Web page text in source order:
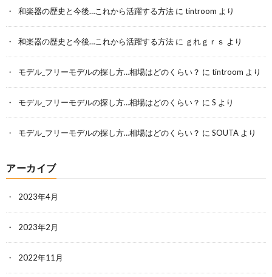
和楽器の歴史と今後…これから活躍する方法 に tintroom より
和楽器の歴史と今後…これから活躍する方法 に ｇれｇｒｓ より
モデル_フリーモデルの探し方…相場はどのくらい？ に tintroom より
モデル_フリーモデルの探し方…相場はどのくらい？ に S より
モデル_フリーモデルの探し方…相場はどのくらい？ に SOUTA より
アーカイブ
2023年4月
2023年2月
2022年11月